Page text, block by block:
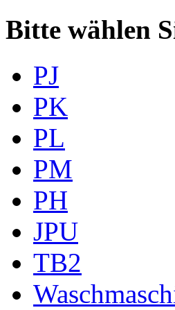
Bitte wählen
PJ
PK
PL
PM
PH
JPU
TB2